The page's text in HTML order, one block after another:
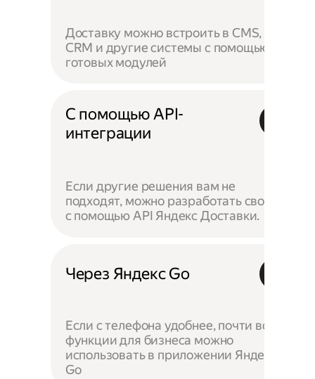
Доставку можно встроить в CMS,
CRM и другие системы с помощью
готовых модулей
С помощью API-
интеграции
Если другие решения вам не
подходят, можно разработать своё —
с помощью API Яндекс Доставки.
Через Яндекс Go
Если с телефона удобнее, почти все
функции для бизнеса можно
использовать в приложении Яндекс
Go